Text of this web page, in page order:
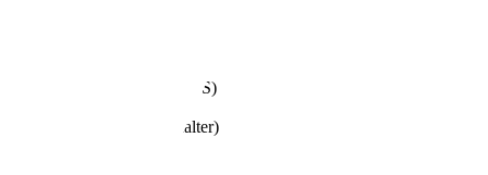
135 kW (184 PS)
- (Fahrzeughalter)